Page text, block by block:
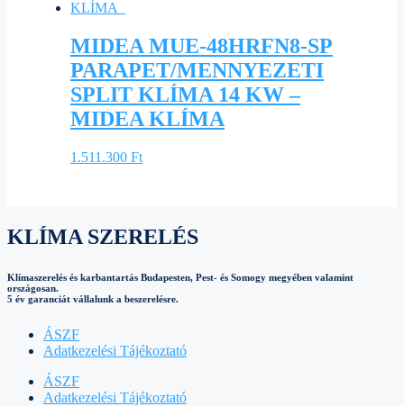
MIDEA MUE-48HRFN8-SP
PARAPET/MENNYEZETI
SPLIT KLÍMA 14 KW –
MIDEA KLÍMA
1.511.300 Ft
KLÍMA SZERELÉS
Klímaszerelés és karbantartás Budapesten, Pest- és Somogy megyében valamint
országosan.
5 év garanciát vállalunk a beszerelésre.
ÁSZF
Adatkezelési Tájékoztató
ÁSZF
Adatkezelési Tájékoztató